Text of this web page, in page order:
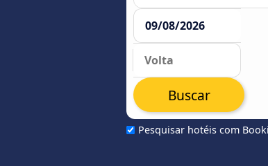
Pesquisar hotéis com
Buscar